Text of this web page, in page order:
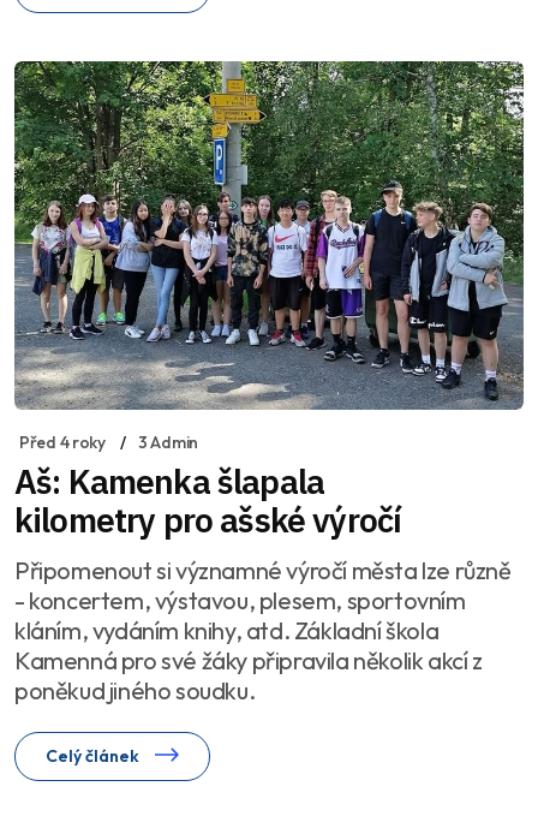
Před 4 roky 3 Admin
Aš: Kamenka šlapala
kilometry pro ašské výročí
Připomenout si významné výročí města lze různě
- koncertem, výstavou, plesem, sportovním
kláním, vydáním knihy, atd. Základní škola
Kamenná pro své žáky připravila několik akcí z
poněkud jiného soudku.
Celý článek